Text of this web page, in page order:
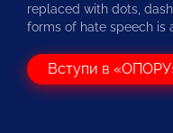
replaced with dots,
forms of hate speech is
Вступи в